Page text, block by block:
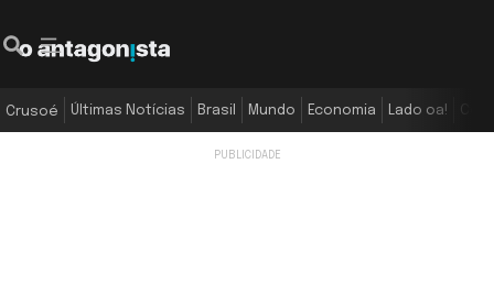
Crusoé Últimas Notícias Brasil Mundo Economia Lado oa!